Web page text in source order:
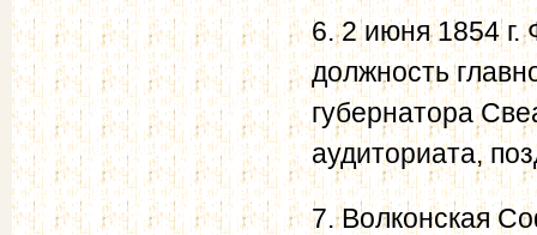
6. 2 июня 1854
должность
губернатора
аудиториата,
7. Волконская